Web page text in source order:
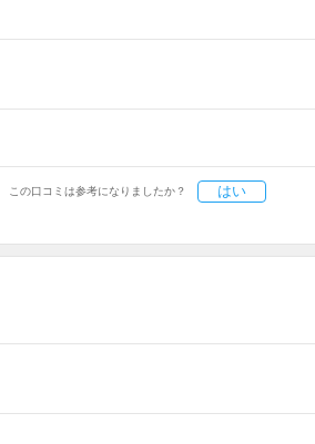
この口コミは参考になりましたか？ はい